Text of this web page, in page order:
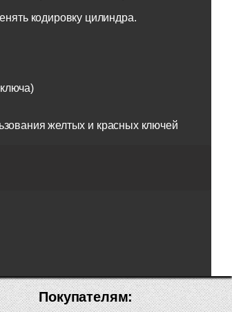
кодировку цилиндра.
желтых и красных ключей
Покупателям: